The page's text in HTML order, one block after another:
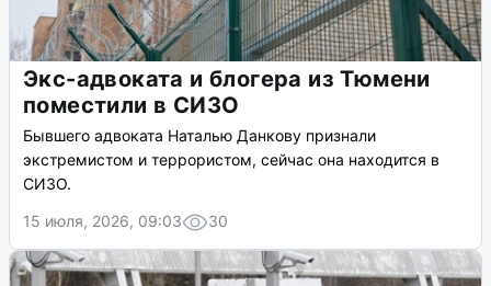
Экс-адвоката и блогера из Тюмени
поместили в СИЗО
Бывшего адвоката Наталью Данкову признали
экстремистом и террористом, сейчас она находится в
СИЗО.
15 июля, 2026, 09:03
30